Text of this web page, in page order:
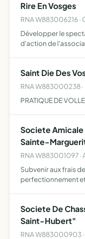
compétition…
Rire En Vosges
RNA W883006216 ·
Développer le
d'action de
Saint Die Des
RNA W883000238 ·
PRATIQUE DE
Societe
Sainte-
RNA W883001097 ·
Subvenir aux frais
perfectionnement
Societe De
Saint-Hubert"
RNA W883000903 ·